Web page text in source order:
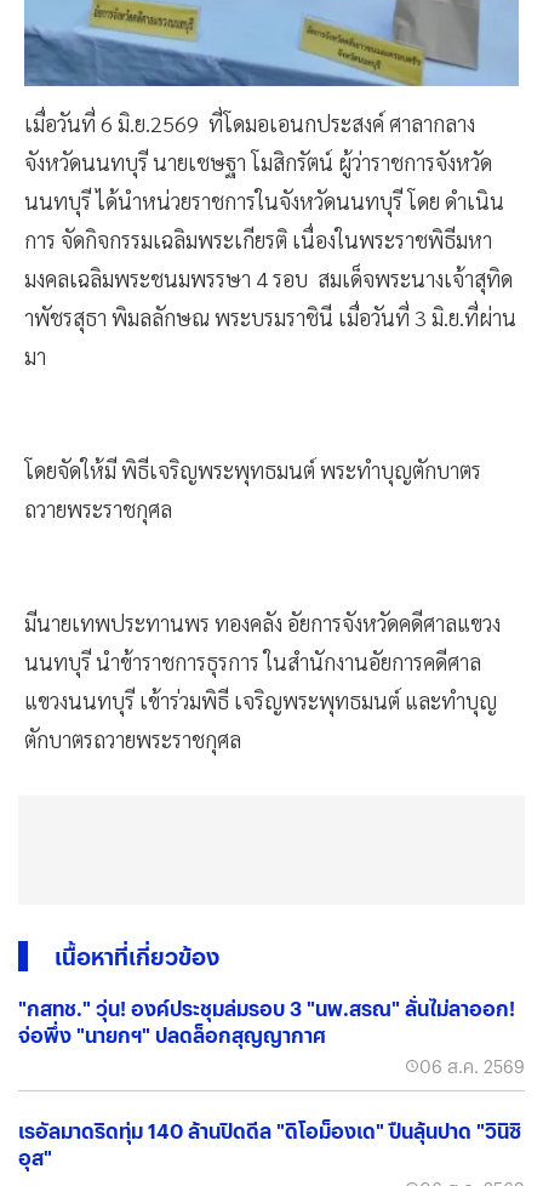
เมื่อวันที่ 6 มิ.ย.2569 ที่โดมอเอนกประสงค์ ศาลากลาง
จังหวัดนนทบุรี นายเชษฐา โมสิกรัตน์ ผู้ว่าราชการจังหวัด
นนทบุรี ได้นำหน่วยราชการในจังหวัดนนทบุรี โดย ดำเนิน
การ จัดกิจกรรมเฉลิมพระเกียรติ เนื่องในพระราชพิธีมหา
มงคลเฉลิมพระชนมพรรษา 4 รอบ สมเด็จพระนางเจ้าสุทิด
าพัชรสุธา พิมลลักษณ พระบรมราชินี เมื่อวันที่ 3 มิ.ย.ที่ผ่าน
มา
โดยจัดให้มี พิธีเจริญพระพุทธมนต์ พระทำบุญตักบาตร
ถวายพระราชกุศล
มีนายเทพประทานพร ทองคลัง อัยการจังหวัดคดีศาลแขวง
นนทบุรี นำข้าราชการธุรการ ในสำนักงานอัยการคดีศาล
แขวงนนทบุรี เข้าร่วมพิธี เจริญพระพุทธมนต์ และทำบุญ
ตักบาตรถวายพระราชกุศล
เนื้อหาที่เกี่ยวข้อง
"กสทช." วุ่น! องค์ประชุมล่มรอบ 3 "นพ.สรณ" ลั่นไม่ลาออก!
จ่อพึ่ง "นายกฯ" ปลดล็อกสุญญากาศ
06 ส.ค. 2569
เรอัลมาดริดทุ่ม 140 ล้านปิดดีล "ดิโอม็องเด" ปืนลุ้นปาด "วินิซิ
อุส"